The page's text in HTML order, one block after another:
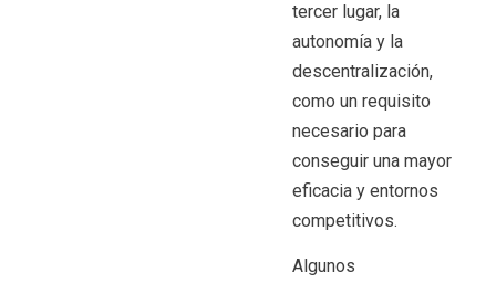
tercer lugar, la
autonomía y la
descentralización,
como un requisito
necesario para
conseguir una mayor
eficacia y entornos
competitivos.
Algunos